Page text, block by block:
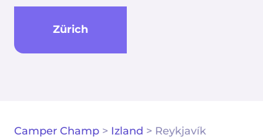
Zürich
Camper Champ > Izland > Reykjavík